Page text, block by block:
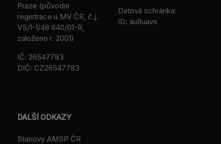
Praze (původní
registrace u MV ČR, č.j.
VS/1-1/48 640/01-R,
založeno r. 2001)
IČ: 26547783
DIČ: CZ26547783
Datová schránka:
ID: au9uavs
DALŠÍ ODKAZY
Stanovy AMSP ČR